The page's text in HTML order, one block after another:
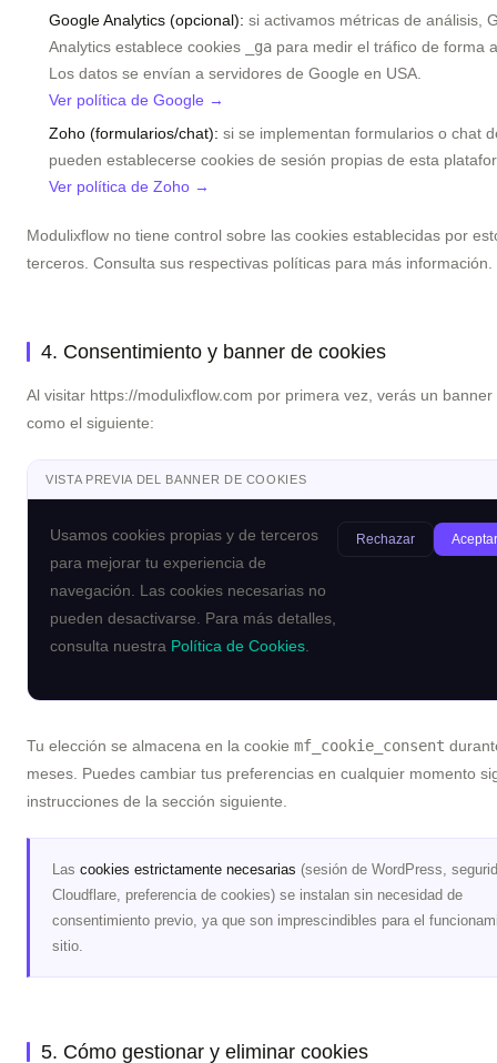
Google Analytics (opcional): si activamos métricas de análisis,
Analytics establece cookies
_ga para medir el tráfico de forma
Los datos se envían a servidores de Google en USA.
Ver política de Google →
Zoho (formularios/chat): si se implementan formularios o chat
pueden establecerse cookies de sesión propias de esta
Ver política de Zoho →
Modulixflow no tiene control sobre las cookies establecidas por
terceros. Consulta sus respectivas políticas para más información.
4. Consentimiento y banner de cookies
Al visitar https://modulixflow.com por primera vez, verás un
como el siguiente:
VISTA PREVIA DEL BANNER DE COOKIES
Usamos cookies propias y de terceros
para mejorar tu experiencia de
navegación. Las cookies necesarias no
pueden desactivarse. Para más detalles,
consulta nuestra Política de Cookies
Rechazar
Tu elección se almacena en la cookie mf_cookie_consent
meses. Puedes cambiar tus preferencias en cualquier momento
instrucciones de la sección siguiente.
Las cookies estrictamente necesarias (sesión de WordPress,
Cloudflare, preferencia de cookies) se instalan sin necesidad de
consentimiento previo, ya que son imprescindibles para el
sitio.
5. Cómo gestionar y eliminar cookies